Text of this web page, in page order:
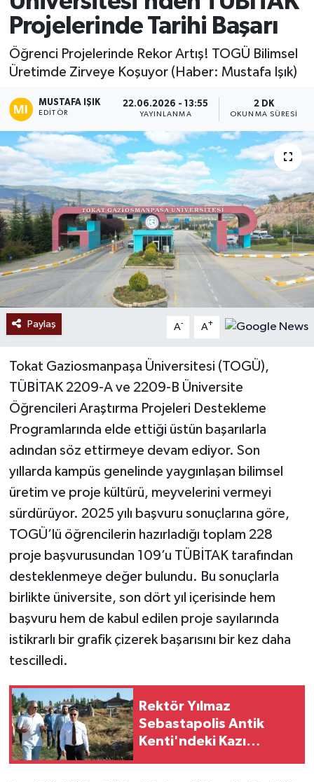
Projelerinde Tarihi Başarı
Öğrenci Projelerinde Rekor Artış! TOGÜ Bilimsel
Üretimde Zirveye Koşuyor (Haber: Mustafa Işık)
MUSTAFA IŞIK
EDITÖR
22.06.2026 - 13:55
YAYINLANMA
2 DK
OKUNMA SÜRESI
Paylaş A- A+
Tokat Gaziosmanpaşa Üniversitesi (TOGÜ),
TÜBİTAK 2209-A ve 2209-B Üniversite
Öğrencileri Araştırma Projeleri Destekleme
Programlarında elde ettiği üstün başarılarla
adından söz ettirmeye devam ediyor. Son
yıllarda kampüs genelinde yaygınlaşan bilimsel
üretim ve proje kültürü, meyvelerini vermeyi
sürdürüyor. 2025 yılı başvuru sonuçlarına göre,
TOGÜ’lü öğrencilerin hazırladığı toplam 228
proje başvurusundan 109’u TÜBİTAK tarafından
desteklenmeye değer bulundu. Bu sonuçlarla
birlikte üniversite, son dört yıl içerisinde hem
başvuru hem de kabul edilen proje sayılarında
istikrarlı bir grafik çizerek başarısını bir kez daha
tescilledi.
Rektör Yılmaz
Sebastapolis Antik
Kenti'ndeki Kazı
Ekonomi
Sağlık
Tokat Haber